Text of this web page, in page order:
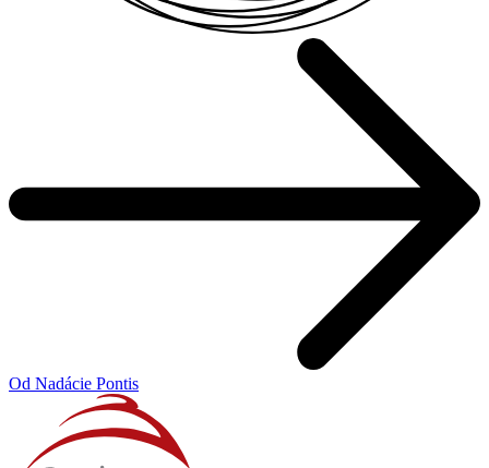
Od Nadácie Pontis